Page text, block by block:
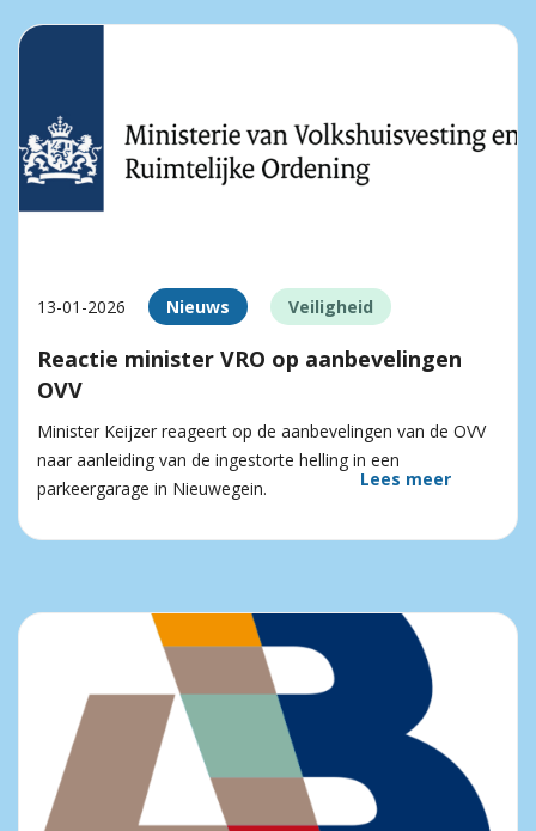
13-01-2026 Nieuws Veiligheid
Reactie minister VRO op aanbevelingen
OVV
Minister Keijzer reageert op de aanbevelingen van de OVV
naar aanleiding van de ingestorte helling in een
parkeergarage in Nieuwegein.
Lees meer